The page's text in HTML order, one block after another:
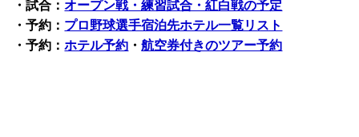
・試合：オープン戦・練習試合・紅白戦の予定
・予約： プロ野球選手宿泊先ホテル一覧リスト
・予約：ホテル予約 ・航空券付きのツアー予約